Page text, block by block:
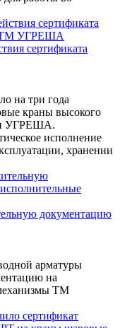
сертификата
три года
краны высокого
УГРЕША.
исполнение
хранении
документацию
арматуры
на
ТМ